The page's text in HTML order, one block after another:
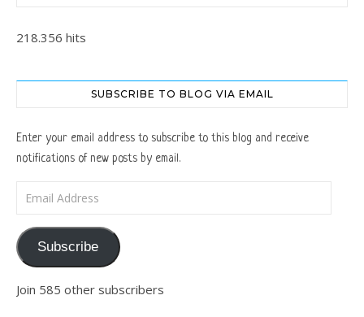
218.356 hits
SUBSCRIBE TO BLOG VIA EMAIL
Enter your email address to subscribe to this blog and receive
notifications of new posts by email.
Subscribe
Join 585 other subscribers